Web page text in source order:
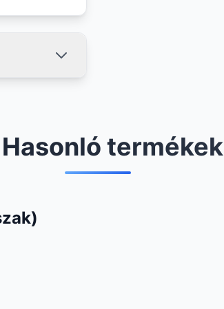
Hasonló termékek